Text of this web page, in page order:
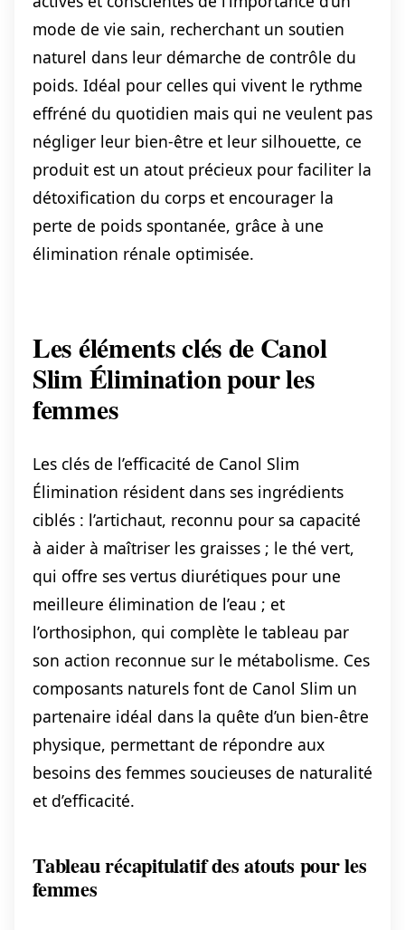
mode de vie sain, recherchant un soutien
naturel dans leur démarche de contrôle du
poids. Idéal pour celles qui vivent le rythme
effréné du quotidien mais qui ne veulent pas
négliger leur bien-être et leur silhouette, ce
produit est un atout précieux pour faciliter la
détoxification du corps et encourager la
perte de poids spontanée, grâce à une
élimination rénale optimisée.
Les éléments clés de Canol
Slim Élimination pour les
femmes
Les clés de l’efficacité de Canol Slim
Élimination résident dans ses ingrédients
ciblés : l’artichaut, reconnu pour sa capacité
à aider à maîtriser les graisses ; le thé vert,
qui offre ses vertus diurétiques pour une
meilleure élimination de l’eau ; et
l’orthosiphon, qui complète le tableau par
son action reconnue sur le métabolisme. Ces
composants naturels font de Canol Slim un
partenaire idéal dans la quête d’un bien-être
physique, permettant de répondre aux
besoins des femmes soucieuses de naturalité
et d’efficacité.
Tableau récapitulatif des atouts pour les
femmes